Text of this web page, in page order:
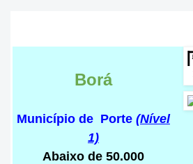
Borá
Município de Porte (Nível
1)
Abaixo de 50.000